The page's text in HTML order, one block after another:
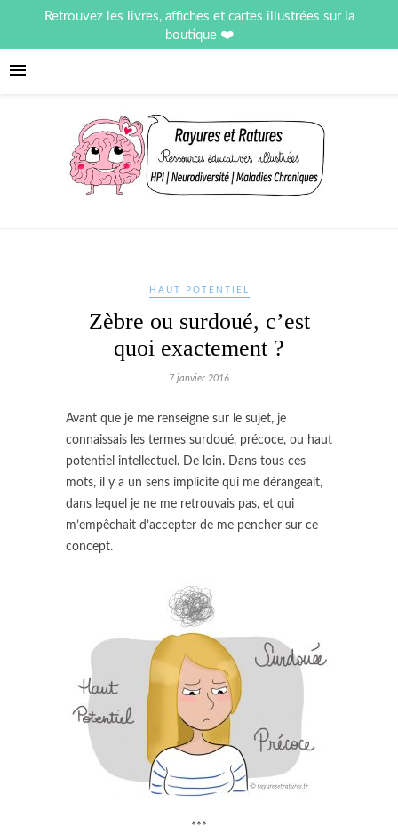
Retrouvez les livres, affiches et cartes illustrées sur la
boutique
HAUT POTENTIEL
Zèbre ou surdoué, c’est
quoi exactement ?
7 janvier 2016
Avant que je me renseigne sur le sujet, je
connaissais les termes surdoué, précoce, ou haut
potentiel intellectuel. De loin. Dans tous ces
mots, il y a un sens implicite qui me dérangeait,
dans lequel je ne me retrouvais pas, et qui
m’empêchait d’accepter de me pencher sur ce
concept.
***